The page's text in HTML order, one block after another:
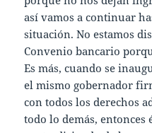
así vamos a continuar
situación. No estamos
Convenio bancario
Es más, cuando se
el mismo gobernador
con todos los derechos
todo lo demás, entonces